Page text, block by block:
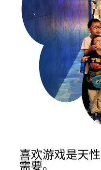
喜欢游戏是天
需要。